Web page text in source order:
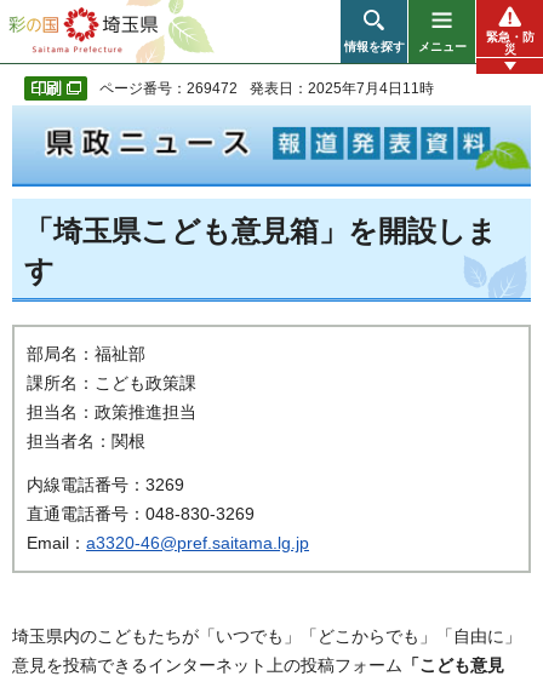
彩の国 埼玉県
情報を探す メニュー
緊急・防
災
ページ番号：269472 発表日：2025年7月4日11時
「埼玉県こども意見箱」を開設しま
す
部局名：福祉部
課所名：こども政策課
担当名：政策推進担当
担当者名：関根
内線電話番号：3269
直通電話番号：048-830-3269
Email： a3320-46@pref.saitama.lg.jp
埼玉県内のこどもたちが「いつでも」「どこからでも」「自由に」
意見を投稿できるインターネット上の投稿フォーム
「こども意見